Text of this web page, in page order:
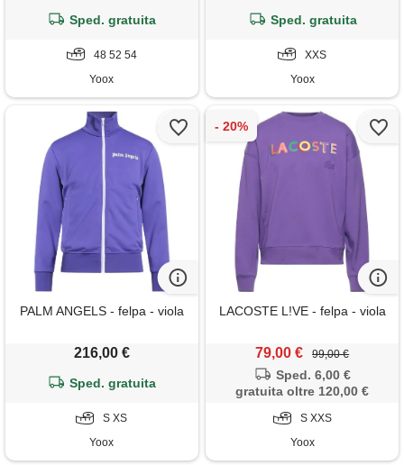
Sped. gratuita
48 52 54
Yoox
Sped. gratuita
XXS
Yoox
PALM ANGELS - felpa - viola
216,00 €
Sped. gratuita
S XS
Yoox
LACOSTE L!VE - felpa - viola
79,00 € 99,00 €
Sped. 6,00 €
gratuita oltre 120,00 €
S XXS
Yoox